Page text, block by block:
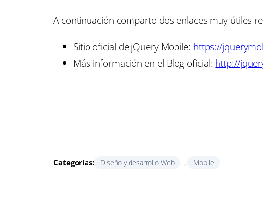
A continuación comparto dos enlaces muy útiles
Sitio oficial de jQuery Mobile: https://
Más información en el Blog oficial: http://
Categorías: Diseño y desarrollo Web , Mobile